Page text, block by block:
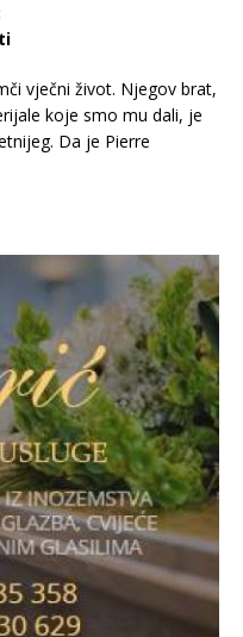
vječni život. Njegov brat,
koje smo mu dali, je
Da je Pierre